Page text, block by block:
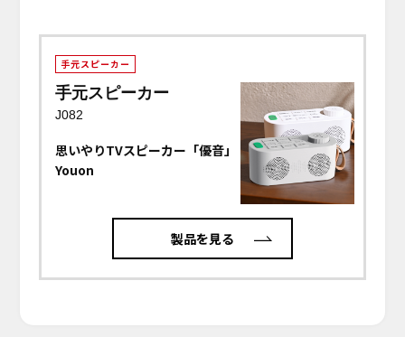
手元スピーカー
手元スピーカー
J082
思いやりTVスピーカー「優音」
Youon
製品を見る